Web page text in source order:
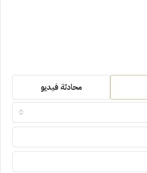
محادثة فيديو